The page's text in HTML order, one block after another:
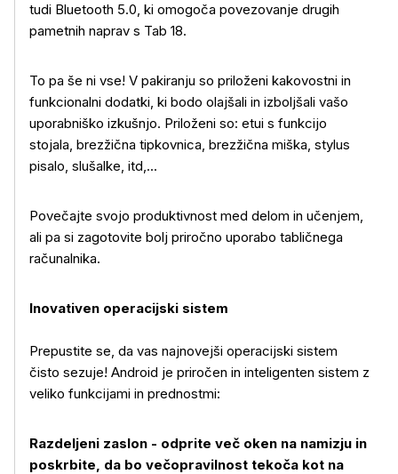
Več o izdelku
tudi Bluetooth 5.0, ki omogoča povezovanje drugih
pametnih naprav s Tab 18.
To pa še ni vse! V pakiranju so priloženi kakovostni in
funkcionalni dodatki, ki bodo olajšali in izboljšali vašo
uporabniško izkušnjo. Priloženi so: etui s funkcijo
stojala, brezžična tipkovnica, brezžična miška, stylus
pisalo, slušalke, itd,...
Povečajte svojo produktivnost med delom in učenjem,
ali pa si zagotovite bolj priročno uporabo tabličnega
računalnika.
Inovativen operacijski sistem
Prepustite se, da vas najnovejši operacijski sistem
čisto sezuje! Android je priročen in inteligenten sistem z
veliko funkcijami in prednostmi:
Razdeljeni zaslon - odprite več oken na namizju in
poskrbite, da bo večopravilnost tekoča kot na